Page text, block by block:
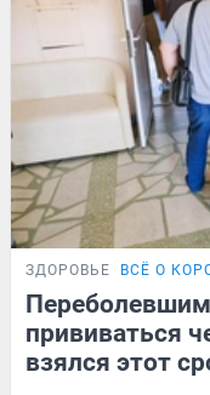
ЗДОРОВЬЕ ВСЁ О
прививаться
взялся этот